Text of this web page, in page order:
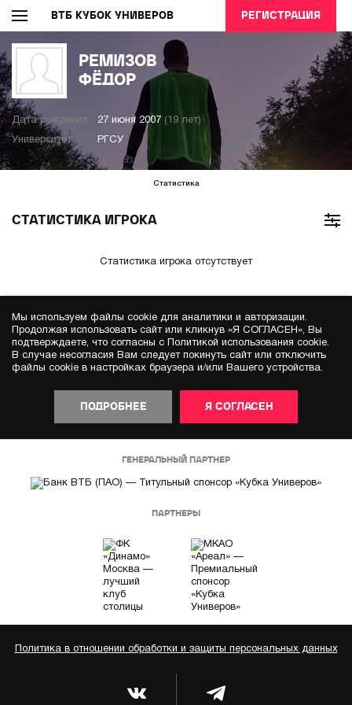
ВТБ КУБОК УНИВЕРОВ РЕГИСТРАЦИЯ
РЕМИЗОВ
ФЁДОР
Дата рождения: 27 июня 2007 (19 лет)
Университет: РГСУ
Статистика
СТАТИСТИКА ИГРОКА
Статистика игрока отсутствует
Мы используем файлы cookie для аналитики и авторизации.
Продолжая использовать сайт или кликнув «Я СОГЛАСЕН», Вы
подтверждаете, что согласны с Политикой использования cookie.
В случае несогласия Вам следует покинуть сайт или отключить
файлы cookie в настройках браузера и/или Вашего устройства.
ПОДРОБНЕЕ Я СОГЛАСЕН
ГЕНЕРАЛЬНЫЙ ПАРТНЕР
ПАРТНЕРЫ
Политика в отношении обработки и защиты персональных данных